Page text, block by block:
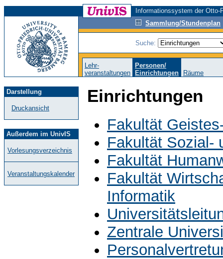
Informationssystem der
Sammlung/Stundenplan
Suche:
Lehr-
veranstaltungen
Personen/
Einrichtungen
Räume
Darstellung
Druckansicht
Außerdem im UnivIS
Vorlesungsverzeichnis
Veranstaltungskalender
Einrichtungen
Fakultät
Fakultät Sozial-
Fakultät
Fakultät
Informatik
Zentrale